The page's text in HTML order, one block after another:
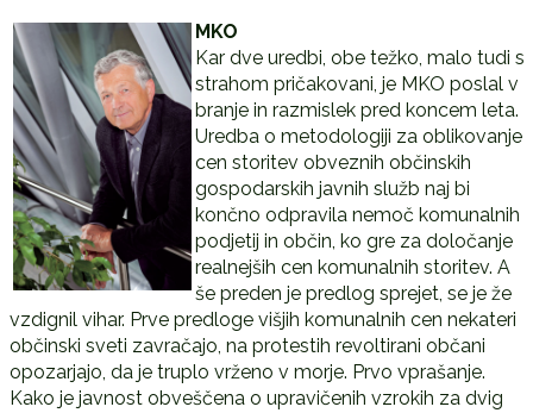
MKO
Kar dve uredbi, obe težko, malo tudi s
strahom pričakovani, je MKO poslal v
branje in razmislek pred koncem leta.
Uredba o metodologiji za oblikovanje
cen storitev obveznih občinskih
gospodarskih javnih služb naj bi
končno odpravila nemoč komunalnih
podjetij in občin, ko gre za določanje
realnejših cen komunalnih storitev. A
še preden je predlog sprejet, se je že
vzdignil vihar. Prve predloge višjih komunalnih cen nekateri
občinski sveti zavračajo, na protestih revoltirani občani
opozarjajo, da je truplo vrženo v morje. Prvo vprašanje.
Kako je javnost obveščena o upravičenih vzrokih za dvig